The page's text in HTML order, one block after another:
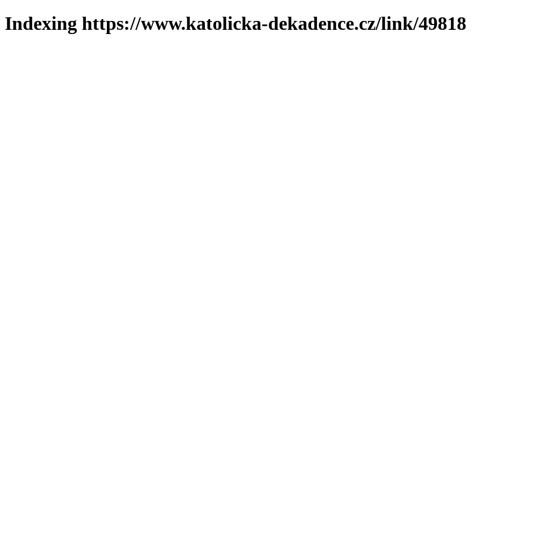
Indexing https://www.katolicka-dekadence.cz/link/49818